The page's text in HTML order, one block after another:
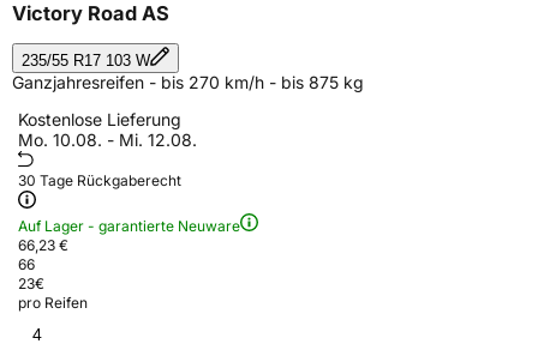
Victory Road AS
235/55 R17 103 W
Ganzjahresreifen - bis 270 km/h - bis 875 kg
Kostenlose Lieferung
Mo. 10.08. - Mi. 12.08.
30 Tage Rückgaberecht
Auf Lager - garantierte Neuware
66,23 €
66
23€
pro Reifen
4